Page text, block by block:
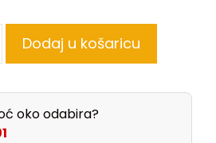
Dodaj u košaricu
oko odabira?